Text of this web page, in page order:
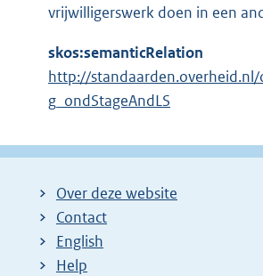
vrijwilligerswerk doen in een
skos:semanticRelation
http://
g_ondStageAndLS
Over deze website
Contact
English
Help